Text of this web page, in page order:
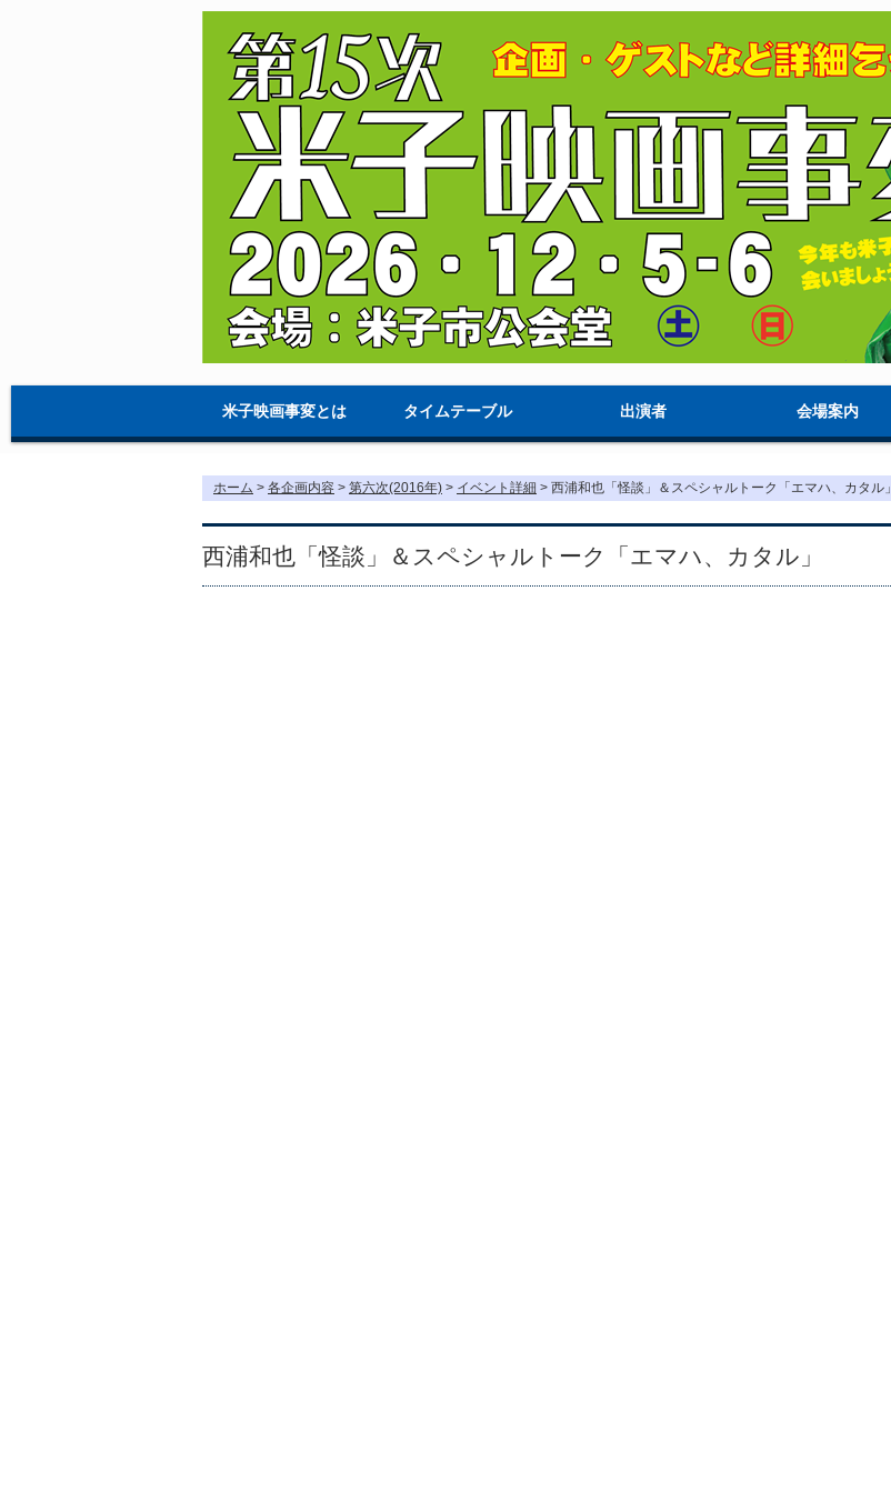
米子映画事変とは タイムテーブル 出演者 会場案内
ホーム > 各企画内容 > 第六次(2016年) > イベント詳細 > 西浦和也「怪談」＆スペシャルトーク「エマハ、カタル」
西浦和也「怪談」＆スペシャルトーク「エマハ、カタル」